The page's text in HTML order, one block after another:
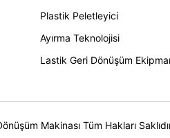
Plastik Peletleyici
Ayırma Teknolojisi
Lastik Geri Dönüşüm
Makinası Tüm Hakları